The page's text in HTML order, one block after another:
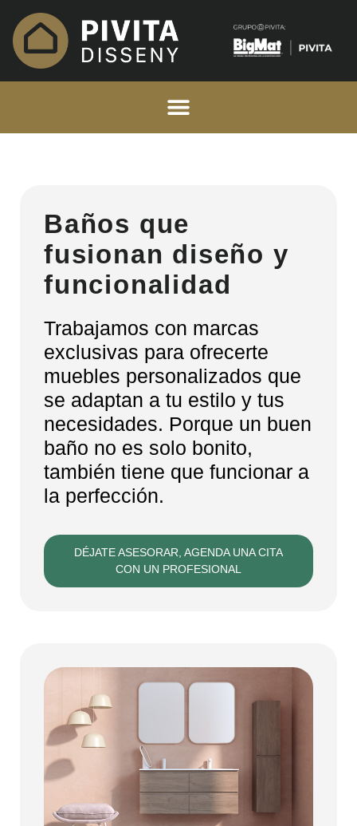
Baños que
fusionan diseño y
funcionalidad
Trabajamos con marcas
exclusivas para ofrecerte
muebles personalizados que
se adaptan a tu estilo y tus
necesidades. Porque un buen
baño no es solo bonito,
también tiene que funcionar a
la perfección.
DÉJATE ASESORAR, AGENDA UNA CITA
CON UN PROFESIONAL